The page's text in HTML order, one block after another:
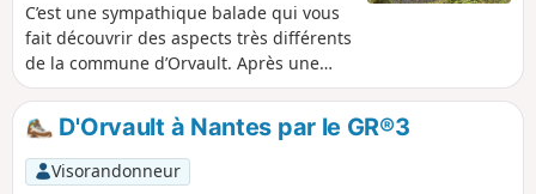
C’est une sympathique balade qui vous
fait découvrir des aspects très différents
de la commune d’Orvault. Après une
rapide visite du Bois Raguenet et son
magnifique parc, vous ferez un tour de
campagne qui vous conduira jusqu’au
Château du Loret. S’il est peu visible
quand on passe à côté, il se révèlera
D'Orvault à Nantes par le GR®3
Visorandonneur